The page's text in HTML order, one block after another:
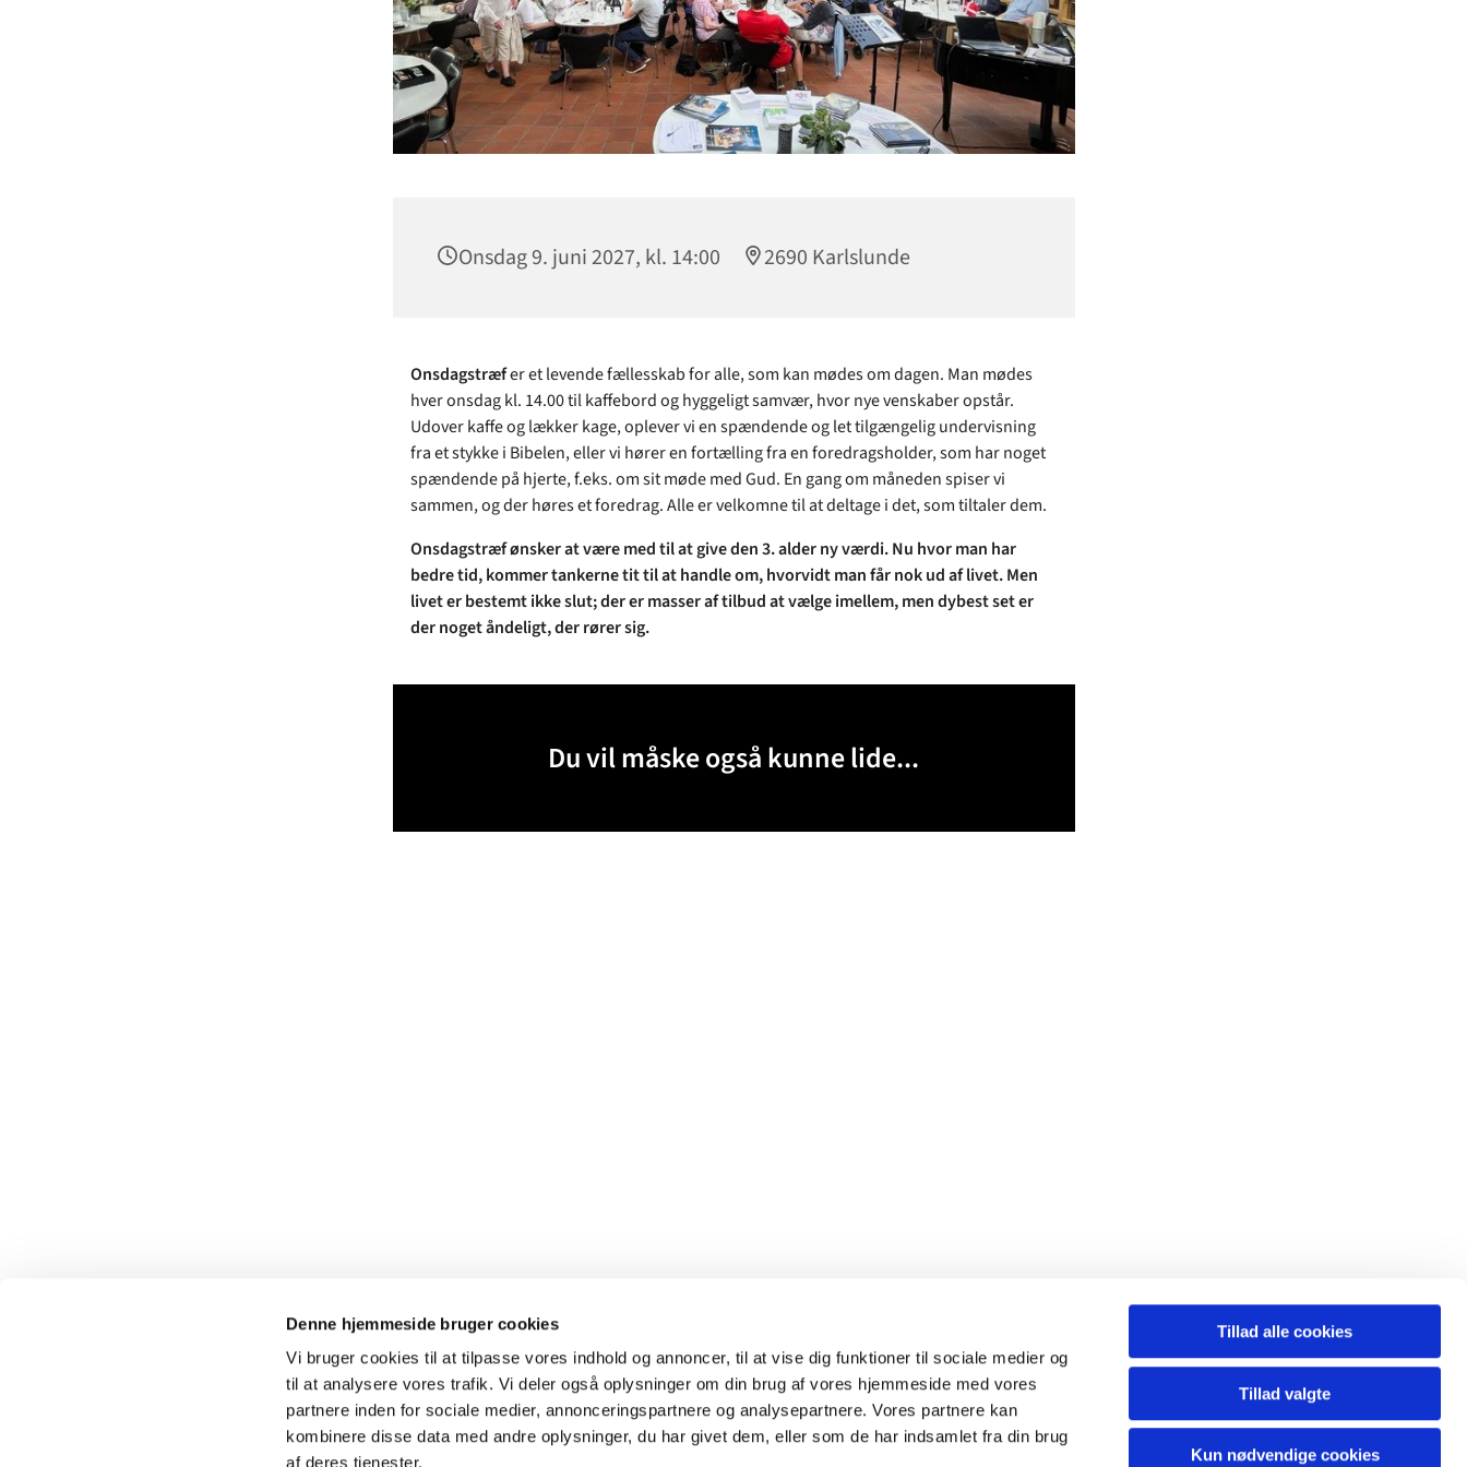
Denne hjemmeside bruger cookies
Vi bruger cookies til at tilpasse vores indhold og annoncer, til at vise dig funktioner til sociale medier og
til at analysere vores trafik. Vi deler også oplysninger om din brug af vores hjemmeside med vores
partnere inden for sociale medier, annonceringspartnere og analysepartnere. Vores partnere kan
kombinere disse data med andre oplysninger, du har givet dem, eller som de har indsamlet fra din brug
af deres tjenester.
Tillad alle cookies
Tillad valgte
Kun nødvendige cookies
Onsdag 9. juni 2027, kl. 14:00 2690 Karlslunde
Onsdagstræfer et levende fællesskab for alle, som kan mødes om dagen. Man mødes
hver onsdag kl. 14.00 til kaffebord og hyggeligt samvær, hvor nye venskaber opstår.
Udover kaffe og lækker kage, oplever vi en spændende og let tilgængelig undervisning
fra et stykke i Bibelen, eller vi hører en fortælling fra en foredragsholder, som har noget
spændende på hjerte, f.eks. om sit møde med Gud. En gang om måneden spiser vi
sammen, og der høres et foredrag. Alle er velkomne til at deltage i det, som tiltaler dem.
Onsdagstræf ønsker at være med til at give den 3. alder ny værdi. Nu hvor man har
bedre tid, kommer tankerne tit til at handle om, hvorvidt man får nok ud af livet. Men
livet er bestemt ikke slut; der er masser af tilbud at vælge imellem, men dybest set er
der noget åndeligt, der rører sig.
Du vil måske også kunne lide...
Strandkirken
· Karlslunde Strandkirke, Karlslunde Mosevej 3, 2690 Karlslunde - CVR.nr: 8334 5012
Telefon nummer.: 4615 0178
E-mail adresse: kontakt@strandkirken.dk